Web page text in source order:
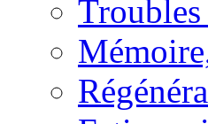
Troubles